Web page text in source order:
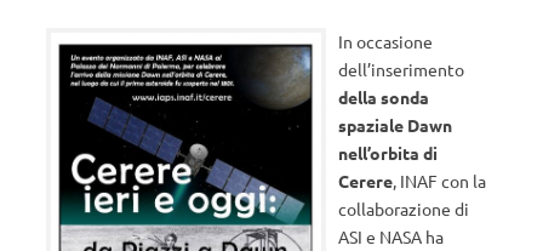
In occasione
dell’inserimento
della sonda
spaziale Dawn
nell’orbita di
Cerere, INAF con la
collaborazione di
ASI e NASA ha